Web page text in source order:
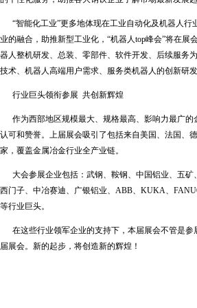
“智能化工业”更多地体现在工业自动化及机器人行
业的融合，助推新型工业化，“机器人top峰会”将在
器人整机研发、总装、零部件、软件开发、后续服务
技术、机器人高端用户需求、服务类机器人的创新研发
行业巨头领衔参展 共创新辉煌
作为西部地区规模最大、规格最高、影响力最广的
认可和赞誉。上届展会吸引了包括来自美国、法国、
家，覆盖金属冶金行业全产业链。
大会参展企业包括：武钢、鞍钢、中国铝业、五矿
西门子、中冶赛迪、广银铝业、ABB、KUKA、
等行业巨头。
在这些行业领军企业的支持下，本届展会不管是参
届展会。新的起步，将创造新的辉煌！